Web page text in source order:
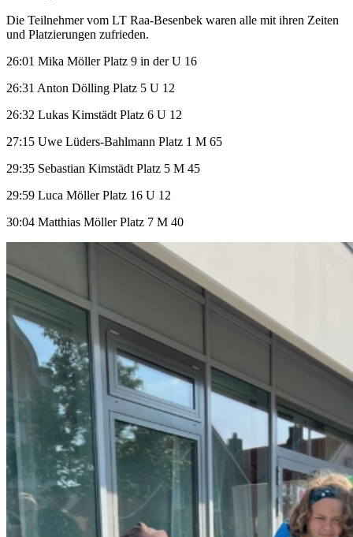
Die Teilnehmer vom LT Raa-Besenbek waren alle mit ihren Zeiten
und Platzierungen zufrieden.
26:01 Mika Möller Platz 9 in der U 16
26:31 Anton Dölling Platz 5 U 12
26:32 Lukas Kimstädt Platz 6 U 12
27:15 Uwe Lüders-Bahlmann Platz 1 M 65
29:35 Sebastian Kimstädt Platz 5 M 45
29:59 Luca Möller Platz 16 U 12
30:04 Matthias Möller Platz 7 M 40